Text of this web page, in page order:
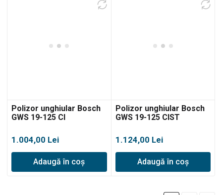
Polizor unghiular Bosch
GWS 19-125 CI
1.004,00 Lei
Adaugă în coș
Polizor unghiular Bosch
GWS 19-125 CIST
1.124,00 Lei
Adaugă în coș